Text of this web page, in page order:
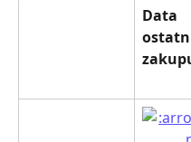
Data